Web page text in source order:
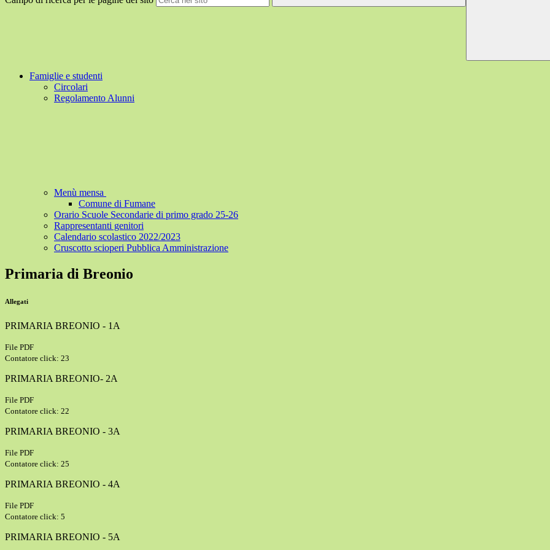
Famiglie e studenti
Circolari
Regolamento Alunni
Menù mensa
Comune di Fumane
Orario Scuole Secondarie di primo grado 25-26
Rappresentanti genitori
Calendario scolastico 2022/2023
Cruscotto scioperi Pubblica Amministrazione
Primaria di Breonio
Allegati
PRIMARIA BREONIO - 1A
File PDF
Contatore click: 23
PRIMARIA BREONIO- 2A
File PDF
Contatore click: 22
PRIMARIA BREONIO - 3A
File PDF
Contatore click: 25
PRIMARIA BREONIO - 4A
File PDF
Contatore click: 5
PRIMARIA BREONIO - 5A